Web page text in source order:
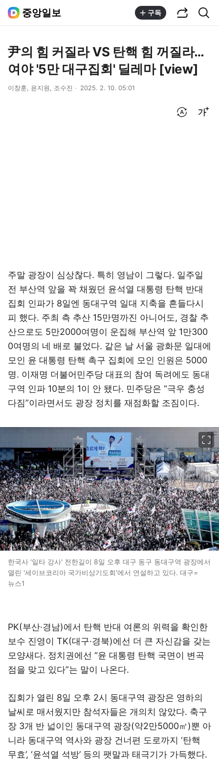
중앙일보 구독
尹의 힘 커질라 VS 탄핵 힘 꺼질라…
여야 '5만 대구집회' 딜레마 [view]
이창훈, 윤지원, 조수진 2025. 2. 10. 05:01
주말 광장이 심상찮다. 특히 영남이 그렇다. 일주일
전 부산역 앞을 꽉 채웠던 윤석열 대통령 탄핵 반대
집회 인파가 8일엔 동대구역 일대 지축을 흔들다시
피 했다. 주최 측 추산 15만명까진 아니어도, 경찰 추
산으로도 5만2000여명이 운집해 부산역 앞 1만300
0여명의 네 배로 불었다. 같은 날 서울 광화문 일대에
모인 윤 대통령 탄핵 촉구 집회에 모인 인원은 5000
명. 이재명 더불어민주당 대표의 참여 독려에도 동대
구역 인파 10분의 1이 안 됐다. 민주당은 “극우 충성
다짐”이라면서도 광장 정치를 재점화할 조짐이다.
한국사 '일타 강사' 전한길이 8일 오후 대구 동구 동대구역 광장에서
열린 '세이브코리아 국가비상기도회'에서 연설하고 있다. 대구=
뉴스1
PK(부산·경남)에서 탄핵 반대 여론의 위력을 확인한
보수 진영이 TK(대구·경북)에선 더 큰 자신감을 갖는
모양새다. 정치권에선 “윤 대통령 탄핵 국면이 변곡
점을 맞고 있다”는 말이 나온다.
집회가 열린 8일 오후 2시 동대구역 광장은 영하의
날씨로 매서웠지만 참석자들은 개의치 않았다. 축구
장 3개 반 넓이인 동대구역 광장(약2만5000㎡)뿐 아
니라 동대구역 역사와 광장 건너편 도로까지 ‘탄핵
무효’, ‘윤석열 석방’ 등의 팻말과 태극기가 가득했다.